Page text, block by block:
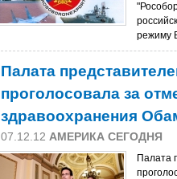
режиму
Палата
проголосовала за
здравоохранения
07.12.12 АМЕРИКА СЕГОДНЯ
Палата